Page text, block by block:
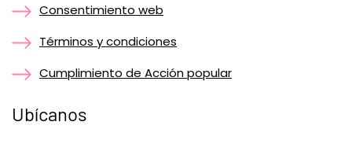
Consentimiento web
Términos y condiciones
Cumplimiento de Acción popular
Ubícanos